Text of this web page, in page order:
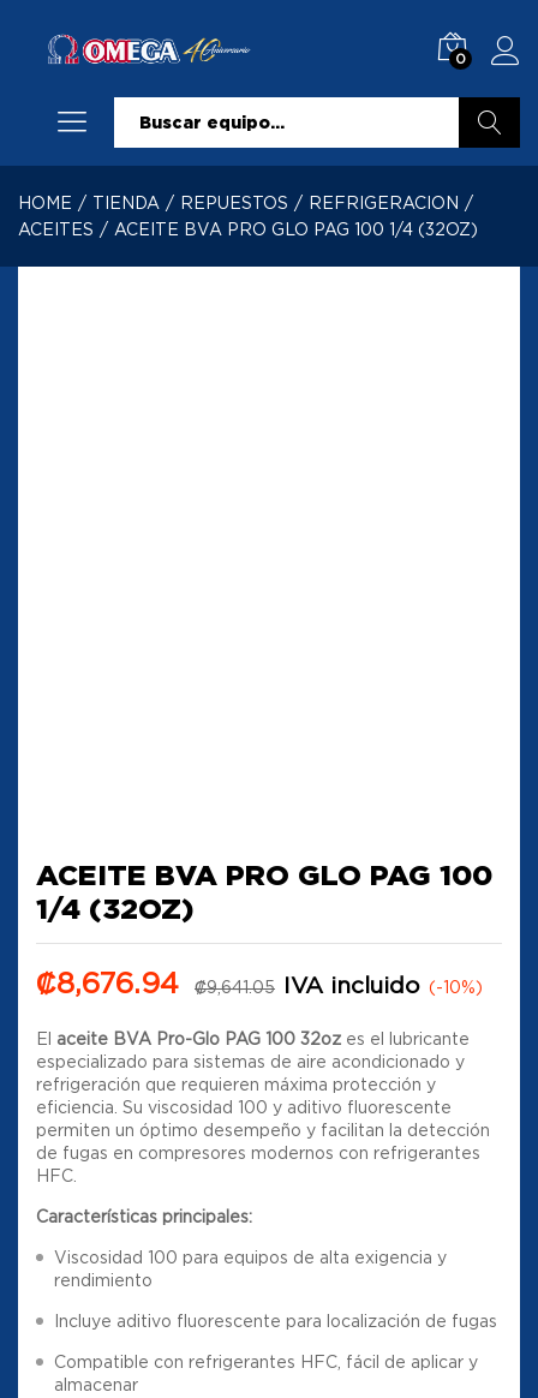
0
HOME / TIENDA / REPUESTOS / REFRIGERACION /
ACEITES / ACEITE BVA PRO GLO PAG 100 1/4 (32OZ)
ACEITE BVA PRO GLO PAG 100
1/4 (32OZ)
₡8,676.94 ₡9,641.05 IVA incluido (-10%)
El aceite BVA Pro-Glo PAG 100 32oz es el lubricante
especializado para sistemas de aire acondicionado y
refrigeración que requieren máxima protección y
eficiencia. Su viscosidad 100 y aditivo fluorescente
permiten un óptimo desempeño y facilitan la detección
de fugas en compresores modernos con refrigerantes
HFC.
Características principales:
Viscosidad 100 para equipos de alta exigencia y
rendimiento
Incluye aditivo fluorescente para localización de fugas
Compatible con refrigerantes HFC, fácil de aplicar y
almacenar